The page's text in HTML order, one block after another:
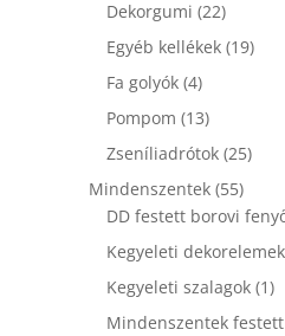
Dekorgumi 2222
termék
Egyéb kellékek 1919
Fa golyók 44
termék
Pompom 1313
termék
Zseníliadrótok 2525
Mindenszentek 5555
DD festett borovi
Kegyeleti dekorelemek
Kegyeleti szalagok 11
Mindenszentek